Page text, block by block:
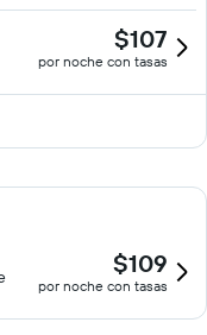
$107
por noche con tasas
$109
por noche con tasas